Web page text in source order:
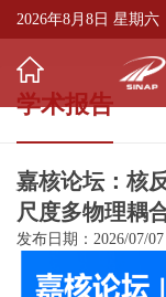
2026年8月8日 星期六
学术报告
嘉核论坛：核
尺度多物理耦
发布日期：2026/07/07